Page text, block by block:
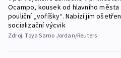
Ocampo, kousek od hlavního
pouliční „voříšky“. Nabízí jim
socializační výcvik
Zdroj:Toya Sarno Jordan/Reuters